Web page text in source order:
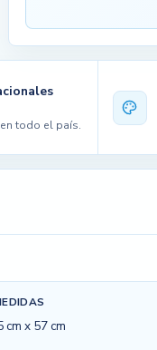
todo el país.
cm x 57 cm